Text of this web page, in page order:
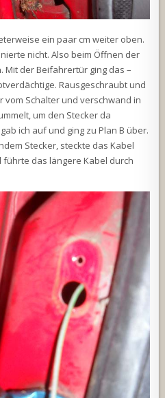
ein paar cm weiter oben.
nicht. Also beim Öffnen der
Mit der Beifahrertür ging das –
Rausgeschraubt und
vom Schalter und verschwand in
um den Stecker da
ich auf und ging zu Plan B über.
Stecker, steckte das Kabel
das längere Kabel durch